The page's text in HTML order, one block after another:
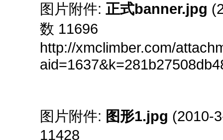
图片附件: 正式banner.jpg
数 11696
http://xmclimber.com/
图片附件: 图形1.jpg (2010-
11428